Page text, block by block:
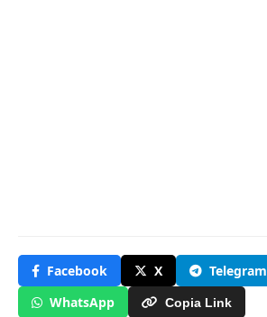
Facebook X
Telegram
WhatsApp
Copia Link